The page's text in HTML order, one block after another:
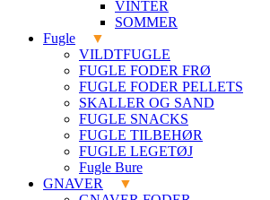
VINTER
SOMMER
Fugle
VILDTFUGLE
FUGLE FODER FRØ
FUGLE FODER PELLETS
SKALLER OG SAND
FUGLE SNACKS
FUGLE TILBEHØR
FUGLE LEGETØJ
Fugle Bure
GNAVER